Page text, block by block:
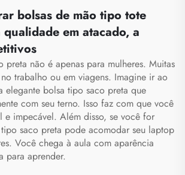
de
Tipo
Espaço para Sapatos,
Mochila de Viagem e
para Atividades ao Ar
bolsas de mão tipo tote
em atacado, a
preta não é apenas para mulheres. Muitas
trabalho ou em viagens. Imagine ir ao
elegante bolsa tipo saco preta que
com seu terno. Isso faz com que você
e impecável. Além disso, se você for
saco preta pode acomodar seu laptop
Você chega à aula com aparência
para aprender.